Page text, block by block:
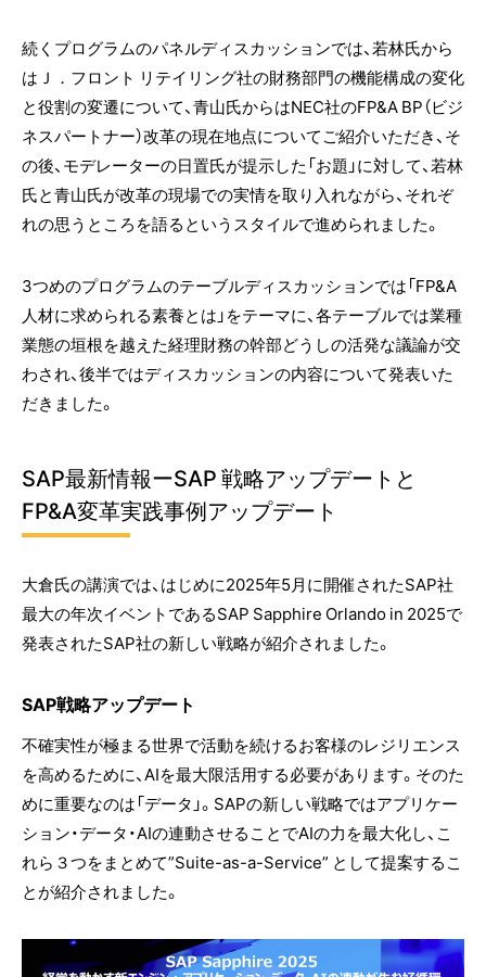
続くプログラムのパネルディスカッションでは、若林氏から
はＪ．フロント リテイリング社の財務部門の機能構成の変化
と役割の変遷について、青山氏からはNEC社のFP&A BP（ビジ
ネスパートナー）改革の現在地点についてご紹介いただき、そ
の後、モデレーターの日置氏が提示した「お題」に対して、若林
氏と青山氏が改革の現場での実情を取り入れながら、それぞ
れの思うところを語るというスタイルで進められました。
3つめのプログラムのテーブルディスカッションでは「FP&A
人材に求められる素養とは」をテーマに、各テーブルでは業種
業態の垣根を越えた経理財務の幹部どうしの活発な議論が交
わされ、後半ではディスカッションの内容について発表いた
だきました。
SAP最新情報ーSAP 戦略アップデートと
FP&A変革実践事例アップデート
大倉氏の講演では、はじめに2025年5月に開催されたSAP社
最大の年次イベントであるSAP Sapphire Orlando in 2025で
発表されたSAP社の新しい戦略が紹介されました。
SAP戦略アップデート
不確実性が極まる世界で活動を続けるお客様のレジリエンス
を高めるために、AIを最大限活用する必要があります。そのた
めに重要なのは「データ」。SAPの新しい戦略ではアプリケー
ション・データ・AIの連動させることでAIの力を最大化し、こ
れら３つをまとめて”Suite-as-a-Service” として提案するこ
とが紹介されました。